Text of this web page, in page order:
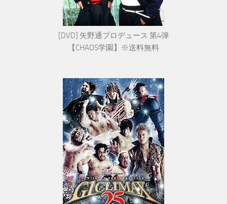
[DVD] 矢野通プロデュース 第4弾
【CHAOS学園】※送料無料